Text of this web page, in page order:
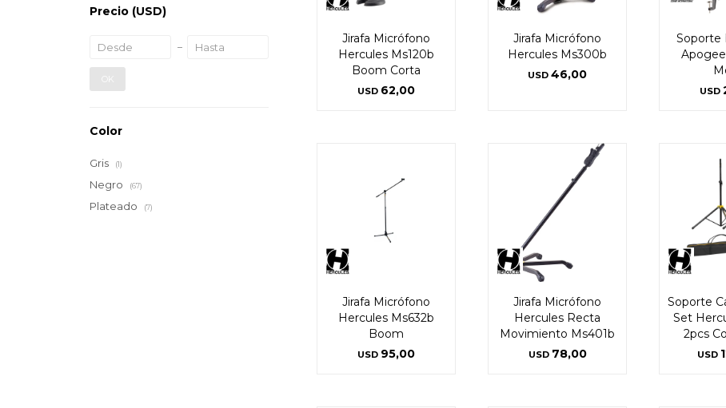
Jirafa Micrófono
Hercules Ms120b
Boom Corta
USD 62,00
Jirafa Micrófono
Hercules Ms300b
USD 46,00
Soporte
USD
Jirafa Micrófono
Hercules Ms632b
Boom
USD 95,00
Jirafa Micrófono
Hercules Recta
Movimiento Ms401b
USD 78,00
Soporte
Set
2pcs
USD
Precio (USD)
OK
Color
Gris (1)
Negro (67)
Plateado (7)